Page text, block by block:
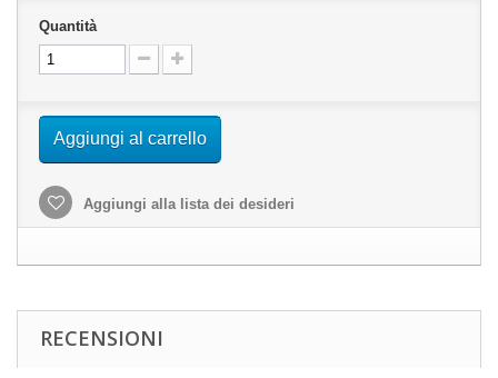
Quantità
Aggiungi al carrello
Aggiungi alla lista dei desideri
RECENSIONI